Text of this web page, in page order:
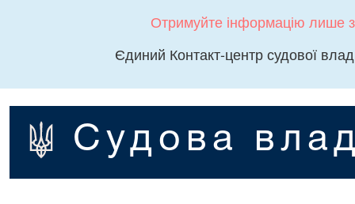
Отримуйте інформацію лише
Єдиний Контакт-центр судової
Судова